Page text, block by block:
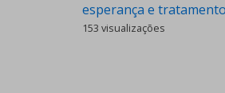
esperança e
153 visualizações